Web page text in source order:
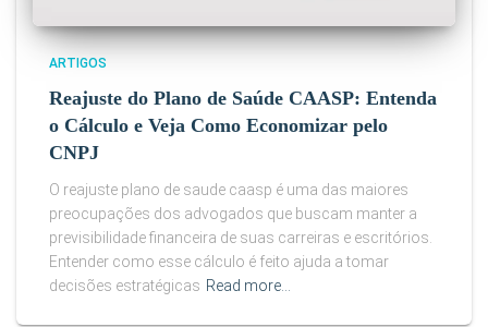
ARTIGOS
Reajuste do Plano de Saúde CAASP: Entenda
o Cálculo e Veja Como Economizar pelo
CNPJ
O reajuste plano de saude caasp é uma das maiores
preocupações dos advogados que buscam manter a
previsibilidade financeira de suas carreiras e escritórios.
Entender como esse cálculo é feito ajuda a tomar
decisões estratégicas Read more…